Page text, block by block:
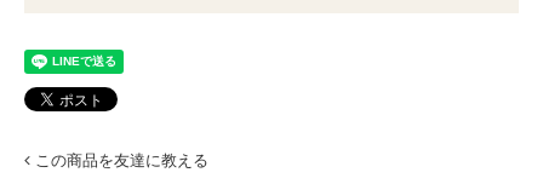
この商品を友達に教える